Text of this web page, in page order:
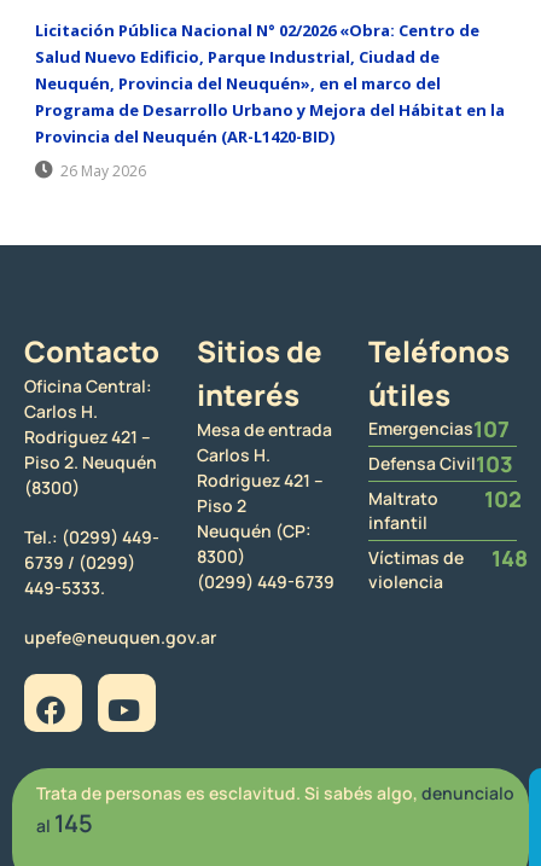
Licitación Pública Nacional N° 02/2026 «Obra: Centro de
Salud Nuevo Edificio, Parque Industrial, Ciudad de
Neuquén, Provincia del Neuquén», en el marco del
Programa de Desarrollo Urbano y Mejora del Hábitat en la
Provincia del Neuquén (AR-L1420-BID)
26 May 2026
Contacto
Oficina Central:
Carlos H.
Rodriguez 421 –
Piso 2. Neuquén
(8300)
Tel.: (0299) 449-
6739 / (0299)
449-5333.
upefe@neuquen.gov.ar
Sitios de
interés
Mesa de entrada
Carlos H.
Rodriguez 421 –
Piso 2
Neuquén (CP:
8300)
(0299) 449-6739
Teléfonos
útiles
Emergencias107
Defensa Civil103
Maltrato
infantil
102
Víctimas de
violencia
148
Trata de personas es esclavitud. Si sabés algo, denuncialo
al 145